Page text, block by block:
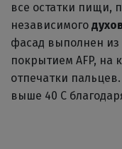
все остатки пищи,
независимого
фасад выполнен
покрытием AFP, на
отпечатки
выше 40 C